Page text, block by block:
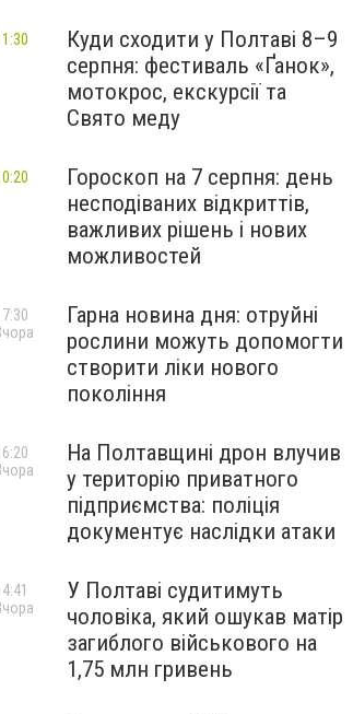
Куди сходити у Полтаві 8–9
серпня: фестиваль «Ґанок»,
мотокрос, екскурсії та
Свято меду
Гороскоп на 7 серпня: день
несподіваних відкриттів,
важливих рішень і нових
можливостей
Гарна новина дня: отруйні
рослини можуть допомогти
створити ліки нового
покоління
На Полтавщині дрон влучив
у територію приватного
підприємства: поліція
документує наслідки атаки
У Полтаві судитимуть
чоловіка, який ошукав матір
загиблого військового на
1,75 млн гривень